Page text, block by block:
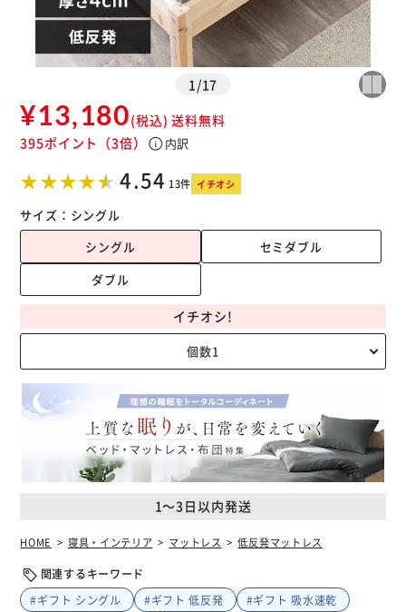
1 /17
¥13,180(税込) 送料無料
395ポイント （3倍） info内訳
4.54 13件 イチオシ
サイズ： シングル
シングル
セミダブル
ダブル
1～3日以内発送
イチオシ!
HOME 寝具・インテリア マットレス 低反発マットレス
関連するキーワード
#ギフト シングル
#ギフト 低反発
#ギフト 吸水速乾
※ご確認ください
カートに入れる